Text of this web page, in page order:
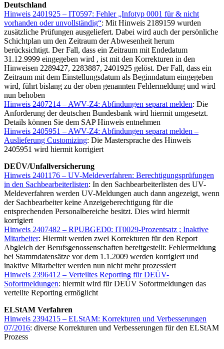
Deutschland
Hinweis 2401925 – IT0597: Fehler „Infotyp 0001 für & nicht
vorhanden oder unvollständig“: Mit Hinweis 2189159 wurden
zusätzliche Prüfungen ausgeliefert. Dabei wird auch der persönliche
Schichtplan um den Zeitraum der Abwesenheit herum
berücksichtigt. Der Fall, dass ein Zeitraum mit Endedatum
31.12.9999 eingegeben wird , ist mit den Korrekturen in den
Hinweisen 2289427, 2283887, 2401925 gelöst. Der Fall, dass ein
Zeitraum mit dem Einstellungsdatum als Beginndatum eingegeben
wird, führt bislang zu der oben genannten Fehlermeldung und wird
nun behoben
Hinweis 2407214 – AWV-Z4: Abfindungen separat melden: Die
Anforderung der deutschen Bundesbank wird hiermit umgesetzt.
Details können Sie dem SAP Hinweis entnehmen
Hinweis 2405951 – AWV-Z4: Abfindungen separat melden –
Auslieferung Customizing: Die Mastersprache des Hinweis
2405951 wird hiermit korrigiert
DEÜV/Unfallversicherung
Hinweis 2401176 – UV-Meldeverfahren: Berechtigungsprüfungen
in den Sachbearbeiterlisten: In den Sachbearbeiterlisten des UV-
Meldeverfahren werden UV-Meldungen auch dann angezeigt, wenn
der Sachbearbeiter keine Anzeigeberechtigung für die
entsprechenden Personalbereiche besitzt. Dies wird hiermit
korrigiert
Hinweis 2407482 – RPUBGED0: IT0029-Prozentsatz ; Inaktive
Mitarbeiter: Hiermit werden zwei Korrekturen für den Report
Abgleich der Berufsgenossenschaften bereitgestellt: Fehlermeldung
bei Stammdatensätze vor dem 1.1.2009 werden korrigiert und
inaktive Mitarbeiter werden nun nicht mehr prozessiert
Hinweis 2396412 – Verteiltes Reporting für DEÜV-
Sofortmeldungen: hiermit wird für DEÜV Sofortmeldungen das
verteilte Reporting ermöglicht
ELStAM Verfahren
Hinweis 2394215 – ELStAM: Korrekturen und Verbesserungen
07/2016: diverse Korrekturen und Verbesserungen für den ELStAM
Prozess